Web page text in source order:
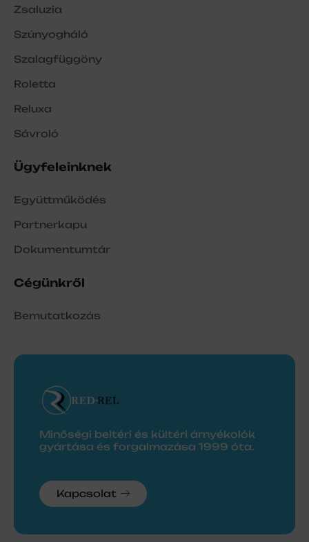
Zsaluzia
Szúnyogháló
Szalagfüggöny
Roletta
Reluxa
Sávroló
Ügyfeleinknek
Együttműködés
Partnerkapu
Dokumentumtár
Cégünkről
Bemutatkozás
Minőségi beltéri és kültéri árnyékolók
gyártása és forgalmazása 1999 óta.
Kapcsolat